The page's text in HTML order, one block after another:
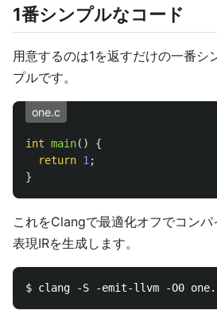
1番シンプルなコード
用意するのは1を返すだけの一番シ
プルです。
one.c
int main()
{
return 1 ;
}
これをClangで最適化オフでコン
表現IRを生成します。